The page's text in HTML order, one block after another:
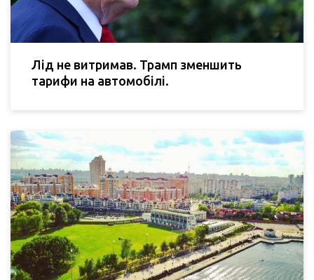
Лід не витримав. Трамп зменшить
тарифи на автомобілі.